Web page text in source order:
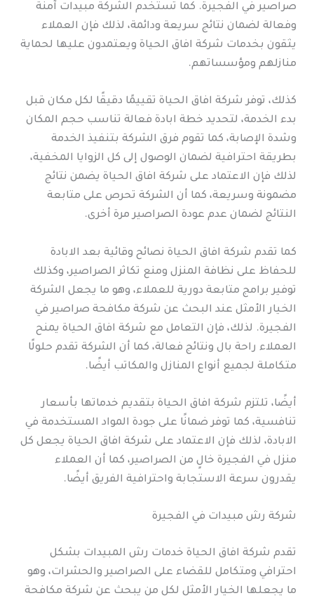
صراصير في الفجيرة. كما تستخدم الشركة مبيدات آمنة
وفعالة لضمان نتائج سريعة ودائمة، لذلك فإن العملاء
يثقون بخدمات شركة افاق الحياة ويعتمدون عليها لحماية
منازلهم ومؤسساتهم.
كذلك، توفر شركة افاق الحياة تقييمًا دقيقًا لكل مكان قبل
بدء الخدمة، لتحديد خطة ابادة فعالة تناسب حجم المكان
وشدة الإصابة، كما تقوم فرق الشركة بتنفيذ الخدمة
بطريقة احترافية لضمان الوصول إلى كل الزوايا المخفية،
لذلك فإن الاعتماد على شركة افاق الحياة يضمن نتائج
مضمونة وسريعة، كما أن الشركة تحرص على متابعة
النتائج لضمان عدم عودة الصراصير مرة أخرى.
كما تقدم شركة افاق الحياة نصائح وقائية بعد الابادة
للحفاظ على نظافة المنزل ومنع تكاثر الصراصير، وكذلك
توفير برامج متابعة دورية للعملاء، وهو ما يجعل الشركة
الخيار الأمثل عند البحث عن شركة مكافحة صراصير في
الفجيرة. لذلك، فإن التعامل مع شركة افاق الحياة يمنح
العملاء راحة بال ونتائج فعالة، كما أن الشركة تقدم حلولًا
متكاملة لجميع أنواع المنازل والمكاتب أيضًا.
أيضًا، تلتزم شركة افاق الحياة بتقديم خدماتها بأسعار
تنافسية، كما توفر ضمانًا على جودة المواد المستخدمة في
الابادة، لذلك فإن الاعتماد على شركة افاق الحياة يجعل كل
منزل في الفجيرة خالٍ من الصراصير، كما أن العملاء
يقدرون سرعة الاستجابة واحترافية الفريق أيضًا.
شركة رش مبيدات في الفجيرة
تقدم شركة افاق الحياة خدمات رش المبيدات بشكل
احترافي ومتكامل للقضاء على الصراصير والحشرات، وهو
ما يجعلها الخيار الأمثل لكل من يبحث عن شركة مكافحة